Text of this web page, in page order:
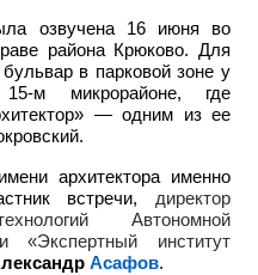
озвучена 16 июня во
района Крюково. Для
в парковой зоне у
м микрорайоне, где
— одним из ее
архитектора именно
встречи, директор
Автономной
«Экспертный институт
Асафов.